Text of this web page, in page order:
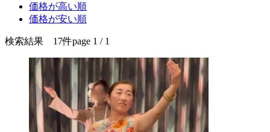
価格が高い順
価格が安い順
検索結果 17件page 1 / 1